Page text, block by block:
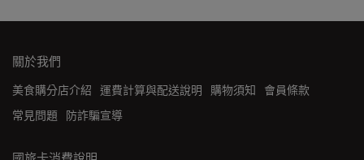
關於我們
美食購分店介紹 運費計算與配送說明 購物須知
會員條款
常見問題
防詐騙宣導